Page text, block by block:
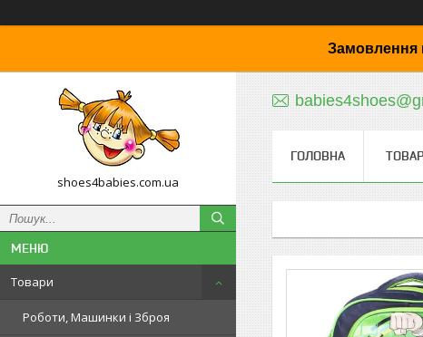
Замовлення
shoes4babies.com.ua
Товари
Роботи, Машинки і Зброя
ГОЛОВНА